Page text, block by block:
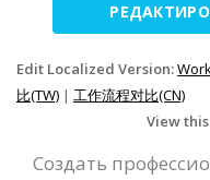
Edit Localized Version:
比(TW) | 工作流程对比(CN)
View
Создать